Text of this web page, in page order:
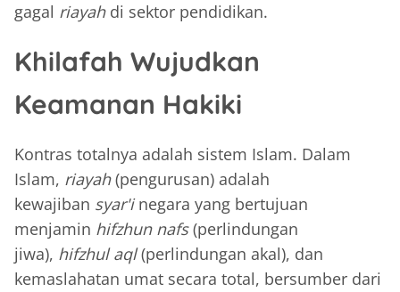
gagal riayahdi sektor pendidikan.
Khilafah Wujudkan
Keamanan Hakiki
Kontras totalnya adalah sistem Islam. Dalam
Islam, riayah(pengurusan) adalah
kewajiban syar'inegara yang bertujuan
menjamin hifzhun nafs(perlindungan
jiwa), hifzhul aql(perlindungan akal), dan
kemaslahatan umat secara total, bersumber dari